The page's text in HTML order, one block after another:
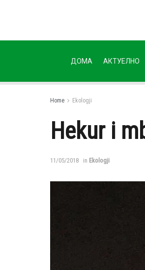
ДОМА АКТУЕЛНО
Home Ekologji
Hekur i
11/05/2018 in Ekologji